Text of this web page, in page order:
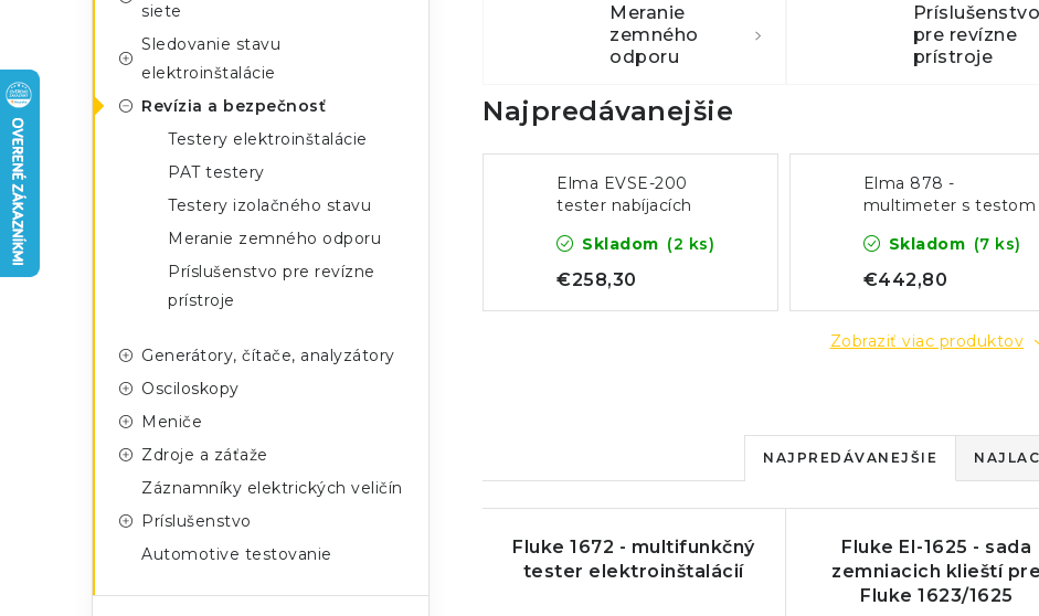
n
e
siete
Sledovanie stavu
elektroinštalácie
Revízia a bezpečnosť
Testery elektroinštalácie
PAT testery
Testery izolačného stavu
Meranie zemného odporu
Príslušenstvo pre revízne
prístroje
Generátory, čítače, analyzátory
Osciloskopy
Meniče
Zdroje a záťaže
Záznamníky elektrických veličín
Príslušenstvo
Automotive testovanie
Meranie
zemného
odporu
Príslušenstvo
pre revízne
prístroje
Najpredávanejšie
Elma EVSE-200
tester nabíjacích
elektromobil
Skladom (2 ks)
€258,30
Elma 878 -
multimeter s testom
prechodového
odporu
Skladom (7 ks)
€442,80
Zobraziť viac produktov
R
a
d
e
NAJPREDÁVANEJŠIE
Fluke 1672 - multifunkčný
tester elektroinštalácií
Fluke EI-1625 - sada
zemniacich klieští pre
Fluke 1623/1625